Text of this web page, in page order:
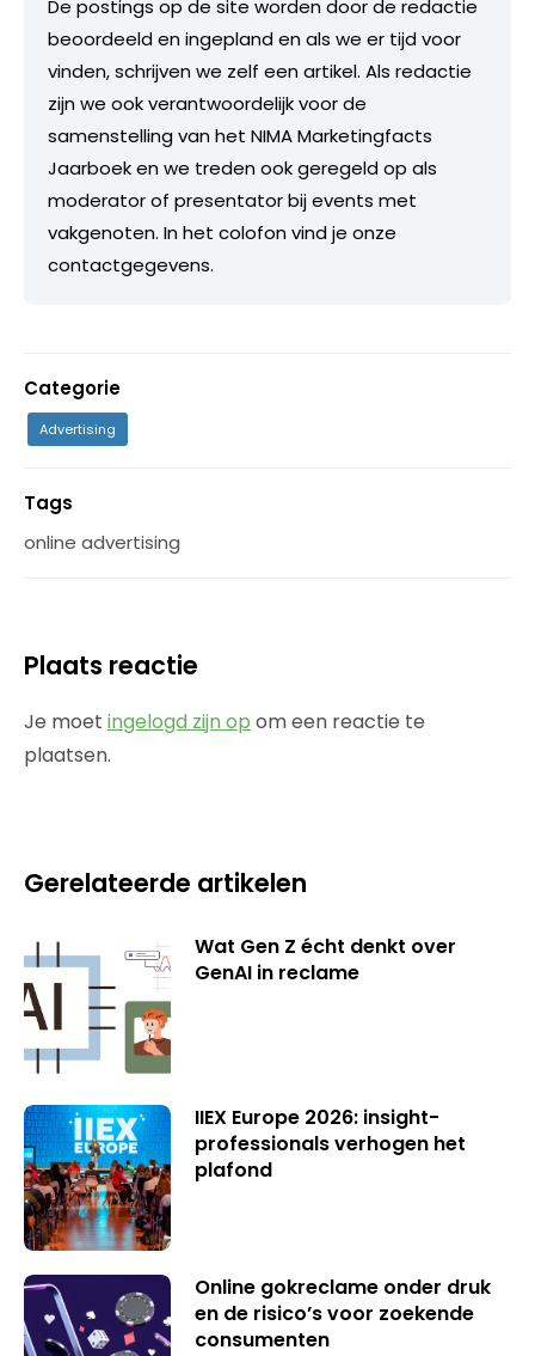
De postings op de site worden door de redactie
beoordeeld en ingepland en als we er tijd voor
vinden, schrijven we zelf een artikel. Als redactie
zijn we ook verantwoordelijk voor de
samenstelling van het NIMA Marketingfacts
Jaarboek en we treden ook geregeld op als
moderator of presentator bij events met
vakgenoten. In het colofon vind je onze
contactgegevens.
Categorie
Advertising
Tags
online advertising
Plaats reactie
Je moet ingelogd zijn op om een reactie te
plaatsen.
Gerelateerde artikelen
Wat Gen Z écht denkt over
GenAI in reclame
IIEX Europe 2026: insight-
professionals verhogen het
plafond
Online gokreclame onder druk
en de risico’s voor zoekende
consumenten